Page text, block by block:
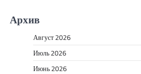
Архив
Август 2026
Июль 2026
Июнь 2026